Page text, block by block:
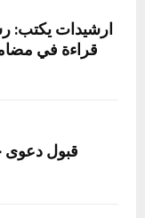
ارشيدات يكتب:
قراءة في
قبول دعوى